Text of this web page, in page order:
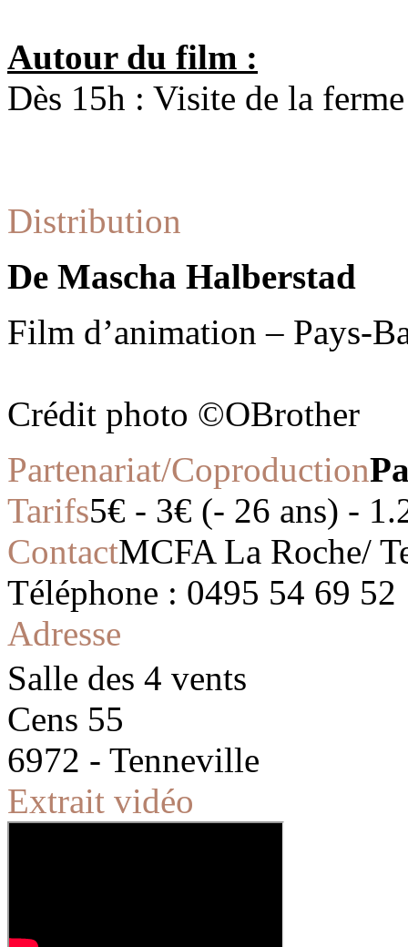
Autour du film :
Dès 15h : Visite de la
Distribution
De Mascha Halberstad
Film d’animation – Pays-
Crédit photo ©OBrother
Partenariat/Coproduction
Tarifs5€ - 3€ (- 26 ans) -
ContactMCFA La Roche/
Téléphone : 0495 54 69 52
Adresse
Salle des 4 vents
Cens 55
6972 - Tenneville
Extrait vidéo